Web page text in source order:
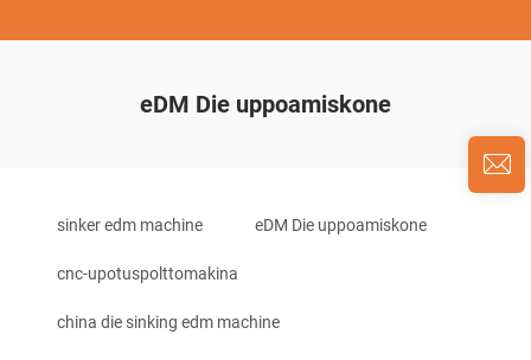
eDM Die uppoamiskone
sinker edm machine eDM Die uppoamiskone
cnc-upotuspolttomakina
china die sinking edm machine